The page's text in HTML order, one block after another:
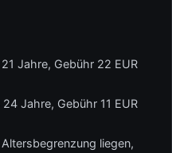
Jahre, Gebühr 22 EUR
Jahre, Gebühr 11 EUR
liegen,